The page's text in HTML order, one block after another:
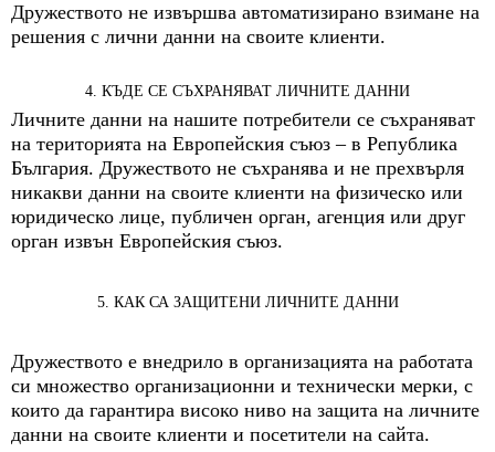
Дружеството не извършва автоматизирано взимане на
решения с лични данни на своите клиенти.
4. КЪДЕ СЕ СЪХРАНЯВАТ ЛИЧНИТЕ ДАННИ
Личните данни на нашите потребители се съхраняват
на територията на Европейския съюз – в Република
България. Дружеството не съхранява и не прехвърля
никакви данни на своите клиенти на физическо или
юридическо лице, публичен орган, агенция или друг
орган извън Европейския съюз.
5. КАК СА ЗАЩИТЕНИ ЛИЧНИТЕ ДАННИ
Дружеството е внедрило в организацията на работата
си множество организационни и технически мерки, с
които да гарантира високо ниво на защита на личните
данни на своите клиенти и посетители на сайта.